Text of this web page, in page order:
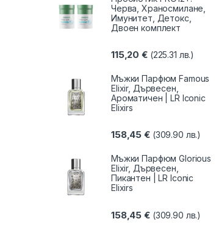
Черва, Храносмилане,
Имунитет, Детокс,
Двоен комплект
115,20€ (225.31 лв.)
Мъжки Парфюм Famous
Elixir, Дървесен,
Ароматичен | LR Iconic
Elixirs
158,45€ (309.90 лв.)
Мъжки Парфюм Glorious
Elixir, Дървесен,
Пикантен | LR Iconic
Elixirs
158,45€ (309.90 лв.)